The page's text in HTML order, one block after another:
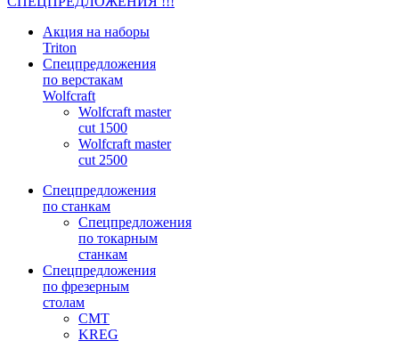
Акция на наборы
Triton
Спецпредложения
по верстакам
Wolfcraft
Wolfcraft master
cut 1500
Wolfcraft master
cut 2500
Спецпредложения
по станкам
Спецпредложения
по токарным
станкам
Спецпредложения
по фрезерным
столам
CMT
KREG